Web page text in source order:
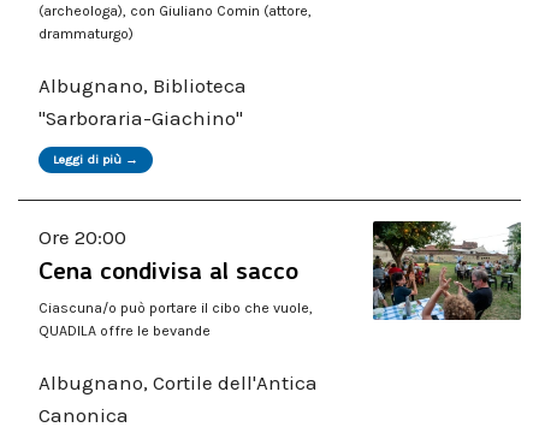
(archeologa), con Giuliano Comin (attore,
drammaturgo)
Albugnano, Biblioteca
"Sarboraria-Giachino"
Leggi di più →
Ore 20:00
Cena condivisa al sacco
Ciascuna/o può portare il cibo che vuole,
QUADILA offre le bevande
Albugnano, Cortile dell'Antica
Canonica